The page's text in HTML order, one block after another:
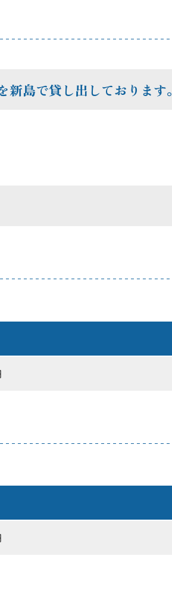
島で貸し出しております。